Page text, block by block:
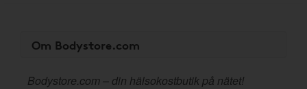
Om Bodystore.com
Bodystore.com – din hälsokostbutik på nätet!